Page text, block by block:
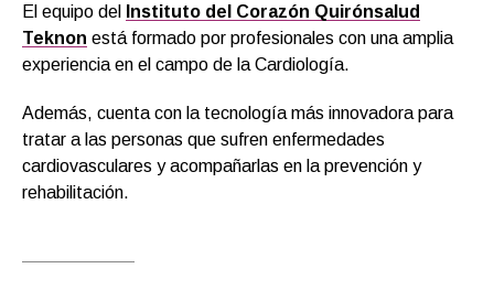
El equipo del
Instituto del Corazón Quirónsalud
Teknon está formado por profesionales con una amplia
experiencia en el campo de la Cardiología.
Además, cuenta con la tecnología más innovadora para
tratar a las personas que sufren enfermedades
cardiovasculares y acompañarlas en la prevención y
rehabilitación.